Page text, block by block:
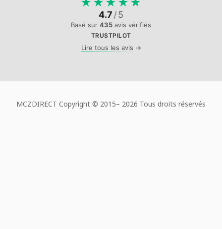
4.7/5
Basé sur 435 avis vérifiés
TRUSTPILOT
Lire tous les avis →
MCZDIRECT Copyright © 2015– 2026 Tous droits réservés